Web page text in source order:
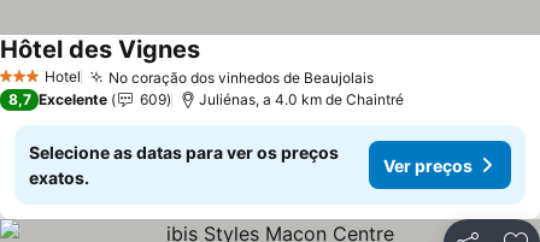
3 EstrelasHotel No coração dos vinhedos de Beaujolais
Hôtel des Vignes
8,7 Excelente 609 Juliénas, a 4.0 km de Chaintré
Selecione as datas para ver os preços
exatos.
Ver preços